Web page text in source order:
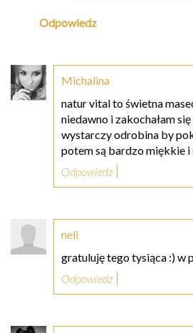
Odpowiedz
Michalina
natur vital to świetna
niedawno i zakochałam
wystarczy odrobina by
potem są bardzo miękkie i
Odpowiedz
neli
gratuluję tego tysiąca :) w
Odpowiedz